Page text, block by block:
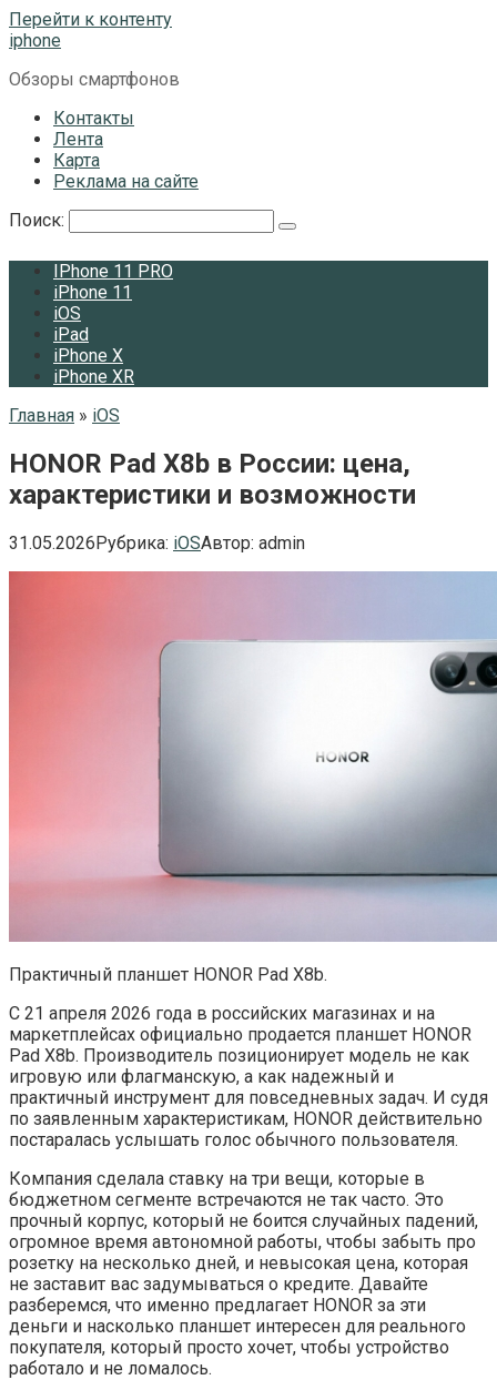
Перейти к контенту
iphone
Обзоры смартфонов
Контакты
Лента
Карта
Реклама на сайте
Поиск:
IPhone 11 PRO
iPhone 11
iOS
iPad
iPhone X
iPhone XR
Главная » iOS
HONOR Pad X8b в России: цена,
характеристики и возможности
31.05.2026Рубрика: iOSАвтор: admin
Практичный планшет HONOR Pad X8b.
С 21 апреля 2026 года в российских магазинах и на
маркетплейсах официально продается планшет HONOR
Pad X8b. Производитель позиционирует модель не как
игровую или флагманскую, а как надежный и
практичный инструмент для повседневных задач. И судя
по заявленным характеристикам, HONOR действительно
постаралась услышать голос обычного пользователя.
Компания сделала ставку на три вещи, которые в
бюджетном сегменте встречаются не так часто. Это
прочный корпус, который не боится случайных падений,
огромное время автономной работы, чтобы забыть про
розетку на несколько дней, и невысокая цена, которая
не заставит вас задумываться о кредите. Давайте
разберемся, что именно предлагает HONOR за эти
деньги и насколько планшет интересен для реального
покупателя, который просто хочет, чтобы устройство
работало и не ломалось.